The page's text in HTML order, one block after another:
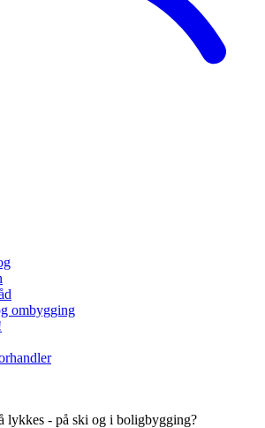
ombygging
lykkes - på ski og i boligbygging?